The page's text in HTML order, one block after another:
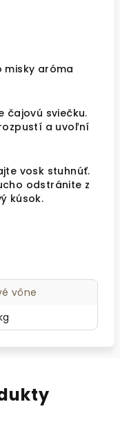
misky aróma
čajovú sviečku.
a uvoľní
vosk stuhnúť.
odstránite z
kúsok.
vône